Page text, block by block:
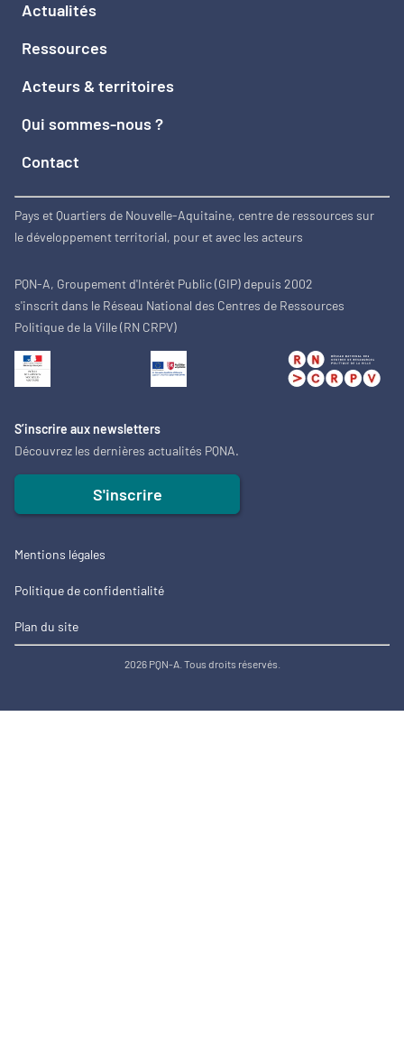
Actualités
Ressources
Acteurs & territoires
Qui sommes-nous ?
Contact
Pays et Quartiers de Nouvelle-Aquitaine, centre de ressources sur
le développement territorial, pour et avec les acteurs
PQN-A, Groupement d'Intérêt Public (GIP) depuis 2002
s'inscrit dans le Réseau National des Centres de Ressources
Politique de la Ville (RN CRPV)
S’inscrire aux newsletters
Découvrez les dernières actualités PQNA.
S'inscrire
Mentions légales
Politique de confidentialité
Plan du site
2026 PQN-A. Tous droits réservés.